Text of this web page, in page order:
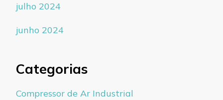
julho 2024
junho 2024
Categorias
Compressor de Ar Industrial